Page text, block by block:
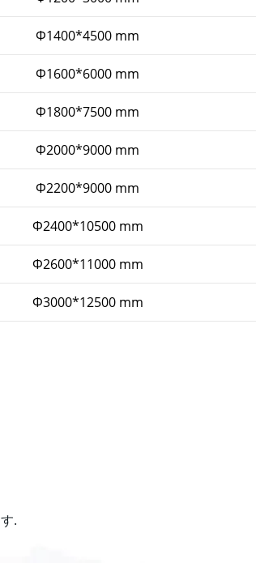
Ф1400*4500 mm
Ф1600*6000 mm
Ф1800*7500 mm
Ф2000*9000 mm
Ф2200*9000 mm
Ф2400*10500 mm
Ф2600*11000 mm
Ф3000*12500 mm
.